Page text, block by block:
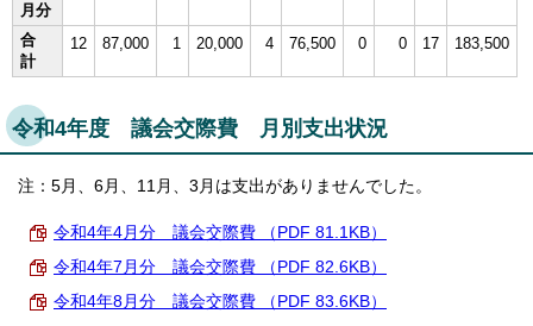
月分
合
計
12 87,000 1 20,000 4 76,500 0 0 17 183,500
令和4年度 議会交際費 月別支出状況
注：5月、6月、11月、3月は支出がありませんでした。
令和4年4月分 議会交際費 （PDF 81.1KB）
令和4年7月分 議会交際費 （PDF 82.6KB）
令和4年8月分 議会交際費 （PDF 83.6KB）